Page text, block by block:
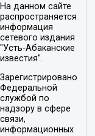
На данном сайте
распространяется
информация
сетевого издания
"Усть-Абаканские
известия".
Зарегистрировано
Федеральной
службой по
надзору в сфере
связи,
информационных